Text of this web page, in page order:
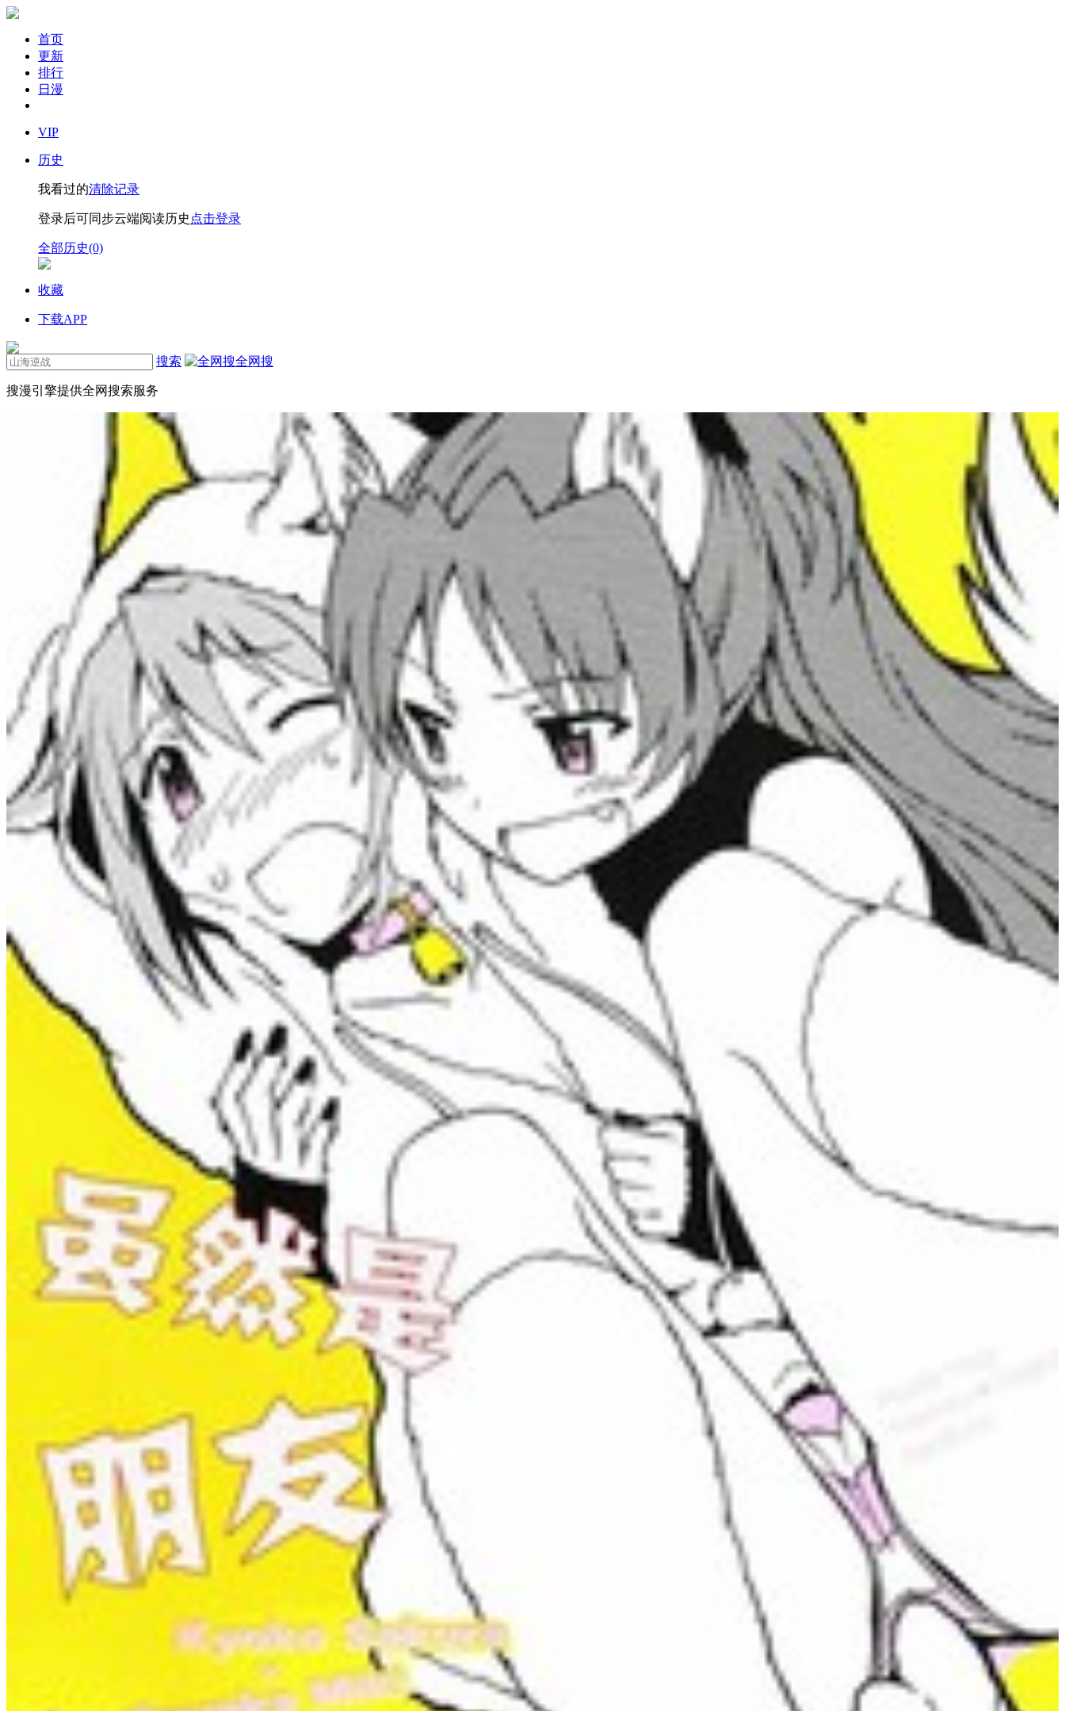
首页
更新
排行
日漫
VIP
历史
我看过的清除记录
登录后可同步云端阅读历史 点击登录
全部历史(0)
收藏
下载APP
搜索 全网搜
搜漫引擎提供全网搜索服务